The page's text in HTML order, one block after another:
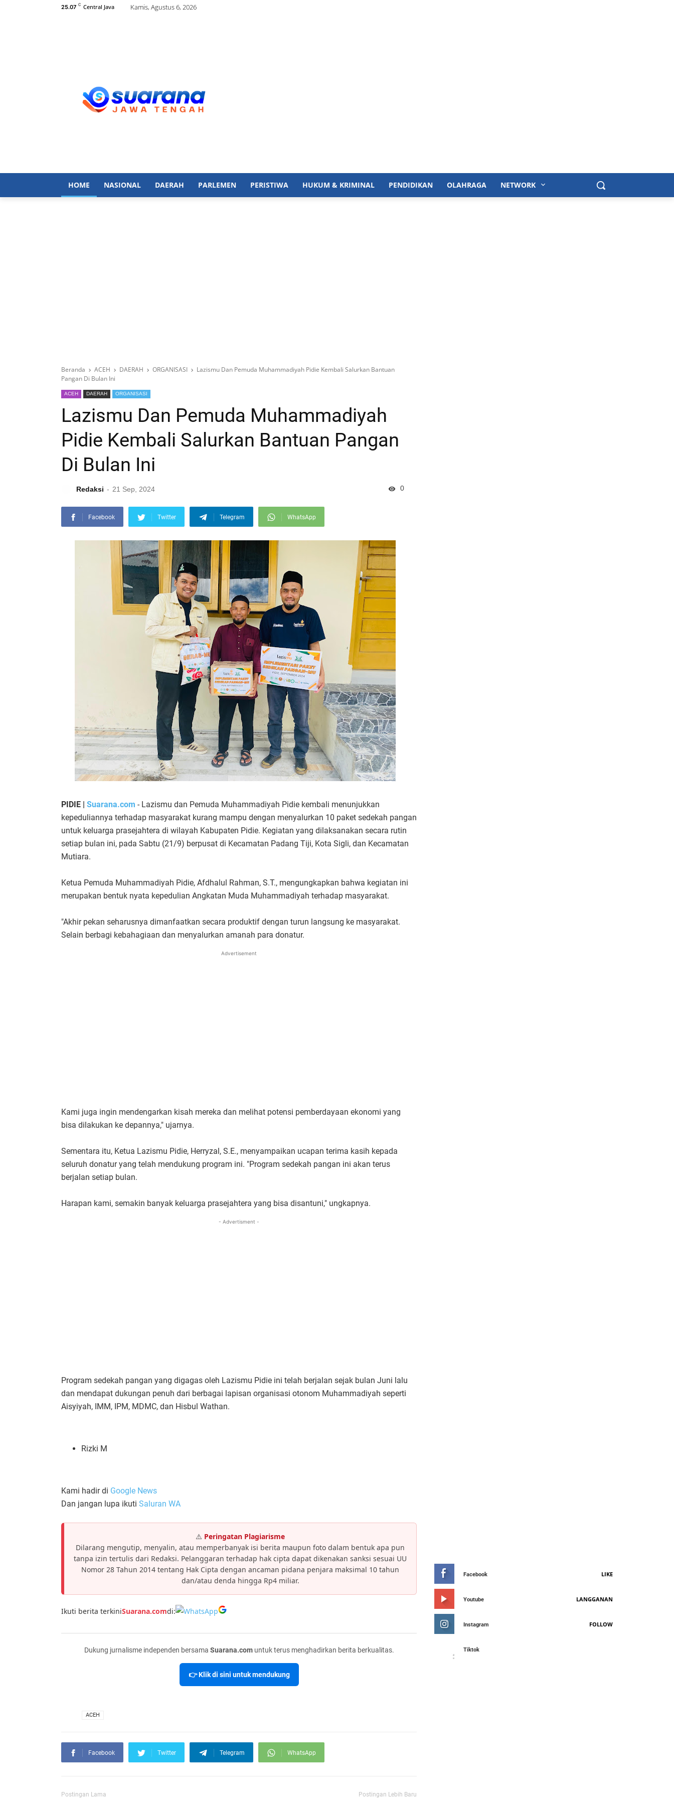
25.07 C Central Java Kamis, Agustus 6, 2026
HOME NASIONAL DAERAH PARLEMEN PERISTIWA HUKUM & KRIMINAL PENDIDIKAN OLAHRAGA NETWORK
Beranda ACEH DAERAH ORGANISASI
Lazismu Dan Pemuda Muhammadiyah Pidie Kembali Salurkan Bantuan
Pangan Di Bulan Ini
ACEH DAERAH ORGANISASI
Lazismu Dan Pemuda Muhammadiyah
Pidie Kembali Salurkan Bantuan Pangan
Di Bulan Ini
Redaksi 21 Sep, 2024 0
Facebook Twitter Telegram WhatsApp
PIDIE | Suarana.com - Lazismu dan Pemuda Muhammadiyah Pidie kembali menunjukkan
kepeduliannya terhadap masyarakat kurang mampu dengan menyalurkan 10 paket sedekah pangan
untuk keluarga prasejahtera di wilayah Kabupaten Pidie. Kegiatan yang dilaksanakan secara rutin
setiap bulan ini, pada Sabtu (21/9) berpusat di Kecamatan Padang Tiji, Kota Sigli, dan Kecamatan
Mutiara.
Ketua Pemuda Muhammadiyah Pidie, Afdhalul Rahman, S.T., mengungkapkan bahwa kegiatan ini
merupakan bentuk nyata kepedulian Angkatan Muda Muhammadiyah terhadap masyarakat.
"Akhir pekan seharusnya dimanfaatkan secara produktif dengan turun langsung ke masyarakat.
Selain berbagi kebahagiaan dan menyalurkan amanah para donatur.
Advertisement
Kami juga ingin mendengarkan kisah mereka dan melihat potensi pemberdayaan ekonomi yang
bisa dilakukan ke depannya," ujarnya.
Sementara itu, Ketua Lazismu Pidie, Herryzal, S.E., menyampaikan ucapan terima kasih kepada
seluruh donatur yang telah mendukung program ini. "Program sedekah pangan ini akan terus
berjalan setiap bulan.
Harapan kami, semakin banyak keluarga prasejahtera yang bisa disantuni," ungkapnya.
- Advertisment -
Program sedekah pangan yang digagas oleh Lazismu Pidie ini telah berjalan sejak bulan Juni lalu
dan mendapat dukungan penuh dari berbagai lapisan organisasi otonom Muhammadiyah seperti
Aisyiyah, IMM, IPM, MDMC, dan Hisbul Wathan.
Rizki M
Kami hadir di Google News
Dan jangan lupa ikuti Saluran WA
⚠️ Peringatan Plagiarisme
Dilarang mengutip, menyalin, atau memperbanyak isi berita maupun foto dalam bentuk apa pun
tanpa izin tertulis dari Redaksi. Pelanggaran terhadap hak cipta dapat dikenakan sanksi sesuai UU
Nomor 28 Tahun 2014 tentang Hak Cipta dengan ancaman pidana penjara maksimal 10 tahun
dan/atau denda hingga Rp4 miliar.
Ikuti berita terkiniSuarana.comdi:
Dukung jurnalisme independen bersama Suarana.comuntuk terus menghadirkan berita berkualitas.
👉 Klik di sini untuk mendukung
ACEH
Facebook Twitter Telegram WhatsApp
Postingan Lama Postingan Lebih Baru
Facebook LIKE
Youtube LANGGANAN
Instagram FOLLOW
Tiktok